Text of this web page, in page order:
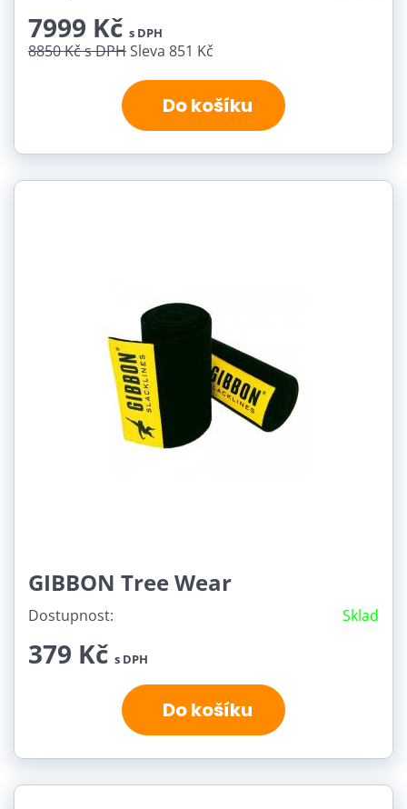
7999 Kč s DPH
8850 Kčs DPHSleva 851 Kč
Do košíku
GIBBON Tree Wear
Dostupnost: Sklad
379 Kč s DPH
Do košíku